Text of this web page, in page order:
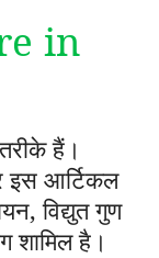
in
हैं।
इस आर्टिकल
विद्युत गुण
शामिल है।